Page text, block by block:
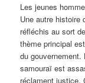
Les jeunes
Une autre histoire
réfléchis au sort
thème principal
du gouvernement.
samouraï est
réclament justice.